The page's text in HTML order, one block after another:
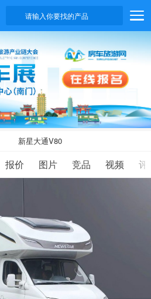
请输入你要找的产品
新星大通V80
报价 图片 竞品 视频 评